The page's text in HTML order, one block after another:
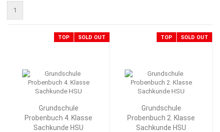
1
TOP SOLD OUT
Grundschule
Probenbuch 4. Klasse
Sachkunde HSU
TOP SOLD OUT
Grundschule
Probenbuch 2. Klasse
Sachkunde HSU